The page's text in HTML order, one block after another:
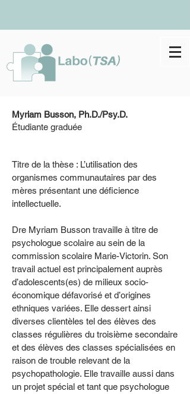
Myriam Busson, Ph.D./Psy.D.
Étudiante graduée
Titre de la thèse : L’utilisation des
organismes communautaires par des
mères présentant une déficience
intellectuelle.
Dre Myriam Busson travaille à titre de
psychologue scolaire au sein de la
commission scolaire Marie-Victorin. Son
travail actuel est principalement auprès
d’adolescents(es) de milieux socio-
économique défavorisé et d’origines
ethniques variées. Elle dessert ainsi
diverses clientèles tel des élèves des
classes régulières du troisième secondaire
et des élèves des classes spécialisées en
raison de trouble relevant de la
psychopathologie. Elle travaille aussi dans
un projet spécial et tant que psychologue